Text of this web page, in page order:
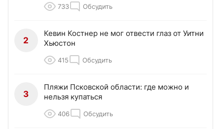
733 Обсудить
2
Кевин Костнер не мог отвести глаз от Уитни
Хьюстон
415 Обсудить
3
Пляжи Псковской области: где можно и
нельзя купаться
406 Обсудить